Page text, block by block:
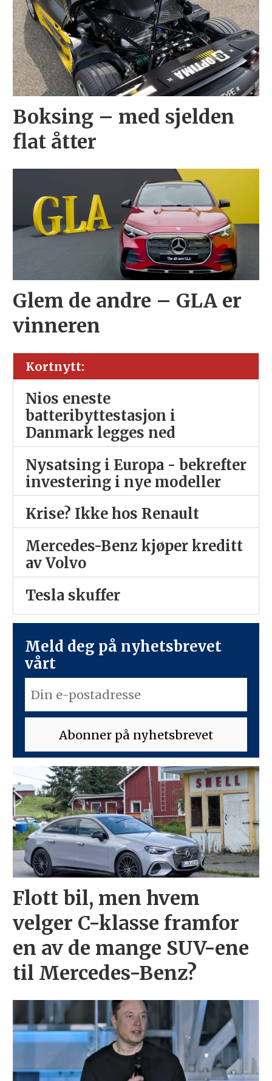
Boksing – med sjelden
flat åtter
Glem de andre – GLA er
vinneren
Kortnytt:
Nios eneste
batteribyttestasjon i
Danmark legges ned
Nysatsing i Europa - bekrefter
investering i nye modeller
Krise? Ikke hos Renault
Mercedes-Benz kjøper kreditt
av Volvo
Tesla skuffer
Meld deg på nyhetsbrevet
vårt
Flott bil, men hvem
velger C-klasse framfor
en av de mange SUV-ene
til Mercedes-Benz?